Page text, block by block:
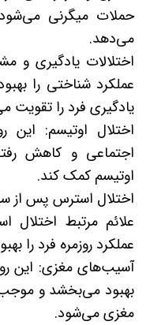
حملات میگرنی
می‌دهد.
اختلالات یادگیری و
عملکرد شناختی را
یادگیری فرد را تقویت
اختلال اوتیسم: این
اجتماعی و کاهش
اوتیسم کمک کند.
اختلال استرس پس از
علائم مرتبط
عملکرد روزمره فرد را
آسیب‌های مغزی: این
بهبود می‌بخشد و
مغزی می‌شود.